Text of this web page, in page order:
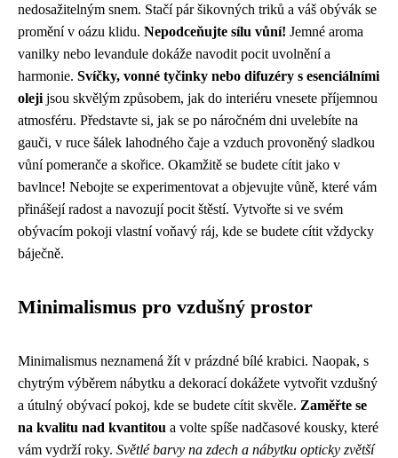
nedosažitelným snem. Stačí pár šikovných triků a váš obývák se
promění v oázu klidu. Nepodceňujte sílu vůní! Jemné aroma
vanilky nebo levandule dokáže navodit pocit uvolnění a
harmonie. Svíčky, vonné tyčinky nebo difuzéry s esenciálními
oleji jsou skvělým způsobem, jak do interiéru vnesete příjemnou
atmosféru. Představte si, jak se po náročném dni uvelebíte na
gauči, v ruce šálek lahodného čaje a vzduch provoněný sladkou
vůní pomeranče a skořice. Okamžitě se budete cítit jako v
bavlnce! Nebojte se experimentovat a objevujte vůně, které vám
přinášejí radost a navozují pocit štěstí. Vytvořte si ve svém
obývacím pokoji vlastní voňavý ráj, kde se budete cítit vždycky
báječně.
Minimalismus pro vzdušný prostor
Minimalismus neznamená žít v prázdné bílé krabici. Naopak, s
chytrým výběrem nábytku a dekorací dokážete vytvořit vzdušný
a útulný obývací pokoj, kde se budete cítit skvěle. Zaměřte se
na kvalitu nad kvantitou a volte spíše nadčasové kousky, které
vám vydrží roky. Světlé barvy na zdech a nábytku opticky zvětší